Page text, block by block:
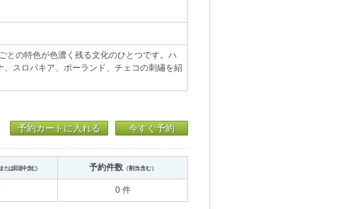
との特色が色濃く残る文化のひとつです。ハ
スロバキア、ポーランド、チェコの刺繡を紹
予約カートに入れる 今すぐ予約
たは回送中含む） 予約件数（割当含む）
0 件